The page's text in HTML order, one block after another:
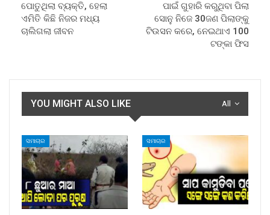
ପୋତୁଥିଲା ବ୍ୟକ୍ତି, ହେଲା
ଏମିତି କିଛି ନିଜର ମଧ୍ୟ
ଚାଲିଗଲା ଜୀବନ
ପାଇଁ ଗୁହାରି କରୁଥିବା ପିଲା
ସୋନୁ ନିଜେ 30ଜଣ ପିଲାଙ୍କୁ
ଟିଉସନ କରେ, ନେଇଥାଏ 100
ଟଙ୍କା ଫିସ
All
YOU MIGHT ALSO LIKE
ସମାଚାର ସମାଚାର